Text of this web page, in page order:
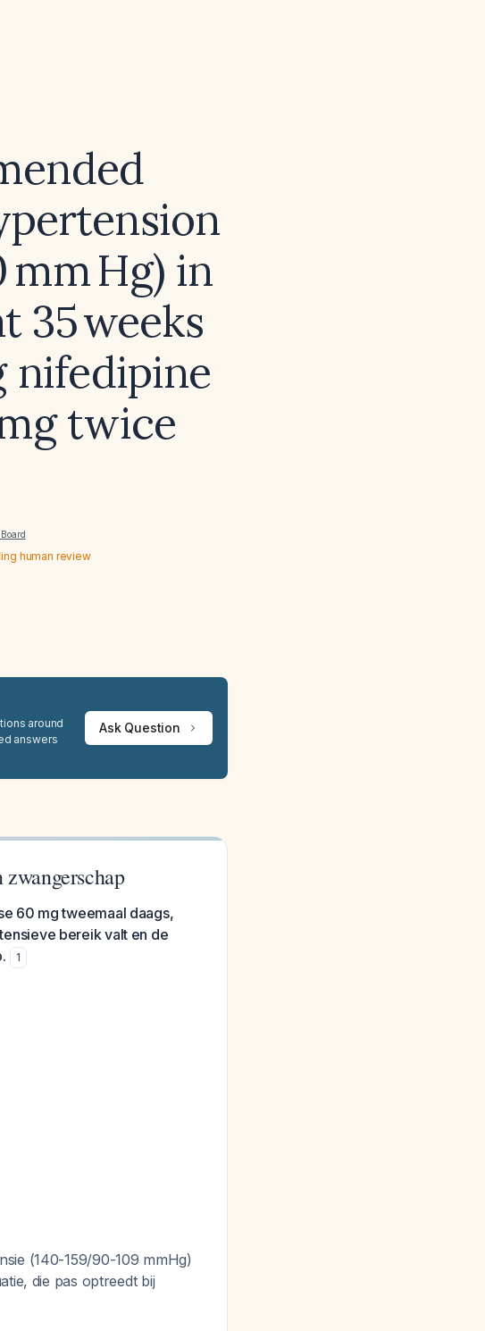
Hg) in
35 weeks
nifedipine
twice
human review
around
answers
Ask Question
60 mg tweemaal daags,
bereik valt en de
1
(140-159/90-109 mmHg)
die pas optreedt bij